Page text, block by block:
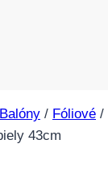
Balóny / Fóliové /
43cm